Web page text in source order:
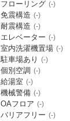
フローリング (-)
免震構造 (-)
耐震構造 (-)
エレベーター (-)
室内洗濯機置場 (-)
駐車場あり (-)
個別空調 (-)
給湯室 (-)
機械警備 (-)
OAフロア (-)
バリアフリー (-)